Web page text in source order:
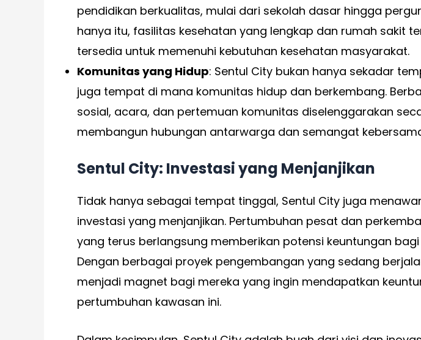
pendidikan berkualitas, mulai dari sekolah dasar hingga
hanya itu, fasilitas kesehatan yang lengkap dan rumah sakit
tersedia untuk memenuhi kebutuhan kesehatan masyarakat.
Komunitas yang Hidup: Sentul City bukan hanya sekadar
juga tempat di mana komunitas hidup dan berkembang.
sosial, acara, dan pertemuan komunitas diselenggarakan
membangun hubungan antarwarga dan semangat
Sentul City: Investasi yang Menjanjikan
Tidak hanya sebagai tempat tinggal, Sentul City juga
investasi yang menjanjikan. Pertumbuhan pesat dan
yang terus berlangsung memberikan potensi keuntungan
Dengan berbagai proyek pengembangan yang sedang
menjadi magnet bagi mereka yang ingin mendapatkan
pertumbuhan kawasan ini.